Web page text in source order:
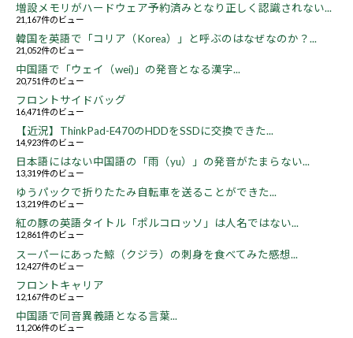
増設メモリがハードウェア予約済みとなり正しく認識されない...
21,167件のビュー
韓国を英語で「コリア（Korea）」と呼ぶのはなぜなのか？...
21,052件のビュー
中国語で「ウェイ（wei)」の発音となる漢字...
20,751件のビュー
フロントサイドバッグ
16,471件のビュー
【近況】ThinkPad-E470のHDDをSSDに交換できた...
14,923件のビュー
日本語にはない中国語の「雨（yu）」の発音がたまらない...
13,319件のビュー
ゆうパックで折りたたみ自転車を送ることができた...
13,219件のビュー
紅の豚の英語タイトル「ポルコロッソ」は人名ではない...
12,861件のビュー
スーパーにあった鯨（クジラ）の刺身を食べてみた感想...
12,427件のビュー
フロントキャリア
12,167件のビュー
中国語で同音異義語となる言葉...
11,206件のビュー